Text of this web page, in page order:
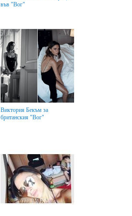
във "Вог"
Виктория Бекъм за
британския "Вог"